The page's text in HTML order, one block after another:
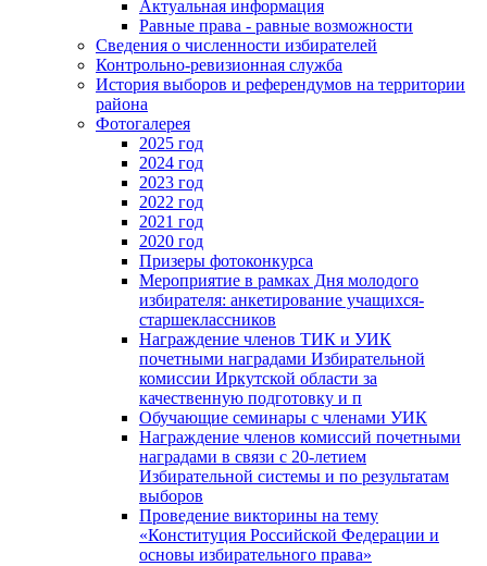
Актуальная информация
Равные права - равные возможности
Сведения о численности избирателей
Контрольно-ревизионная служба
История выборов и референдумов на территории
района
Фотогалерея
2025 год
2024 год
2023 год
2022 год
2021 год
2020 год
Призеры фотоконкурса
Мероприятие в рамках Дня молодого
избирателя: анкетирование учащихся-
старшеклассников
Награждение членов ТИК и УИК
почетными наградами Избирательной
комиссии Иркутской области за
качественную подготовку и п
Обучающие семинары с членами УИК
Награждение членов комиссий почетными
наградами в связи с 20-летием
Избирательной системы и по результатам
выборов
Проведение викторины на тему
«Конституция Российской Федерации и
основы избирательного права»